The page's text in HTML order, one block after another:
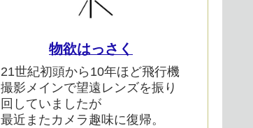
物欲はっさく
21世紀初頭から10年ほど飛行機
撮影メインで望遠レンズを振り
回していましたが
最近またカメラ趣味に復帰。